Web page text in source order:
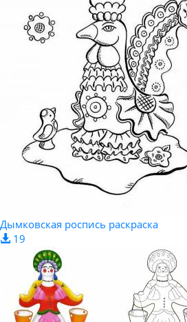
Дымковская роспись раскраска
19